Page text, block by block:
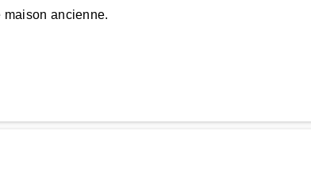
ancienne.